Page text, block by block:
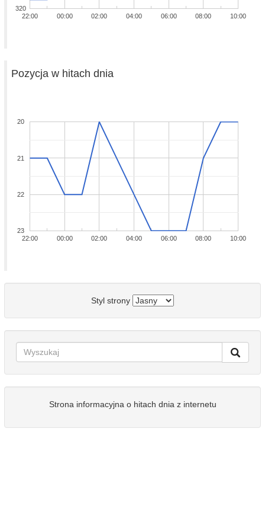
22:00 00:00 02:00 04:00 06:00 08:00 10:00
320
Pozycja w hitach dnia
22:00 00:00 02:00 04:00 06:00 08:00 10:00
20
21
22
23
Styl strony
Strona informacyjna o hitach dnia z internetu